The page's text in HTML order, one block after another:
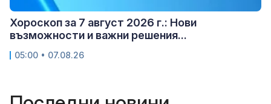
Хороскоп за 7 август 2026 г.: Нови
възможности и важни решения...
05:00 • 07.08.26